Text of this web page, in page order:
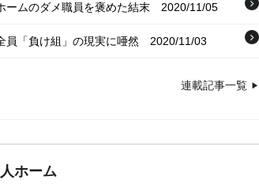
ームのダメ職員を褒めた結末 2020/11/05
員「負け組」の現実に唖然 2020/11/03
連載記事一覧
ホーム